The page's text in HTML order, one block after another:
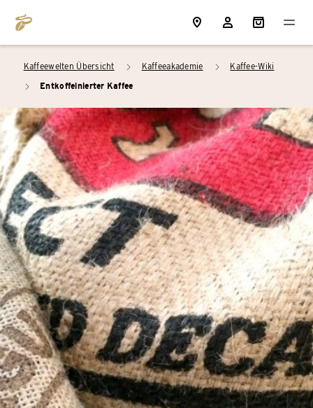
Kaffeewelten Übersicht arrow_right Kaffeeakademie arrow_right Kaffee-Wiki
arrow_right Entkoffeinierter Kaffee